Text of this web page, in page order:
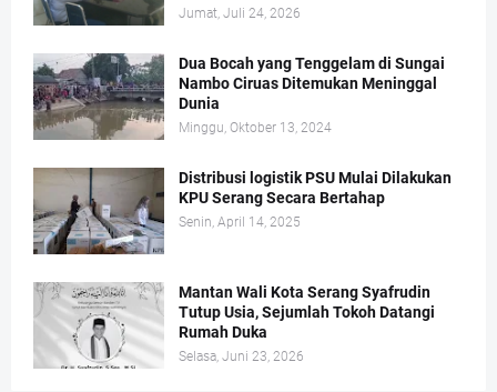
Jumat, Juli 24, 2026
Dua Bocah yang Tenggelam di Sungai
Nambo Ciruas Ditemukan Meninggal
Dunia
Minggu, Oktober 13, 2024
Distribusi logistik PSU Mulai Dilakukan
KPU Serang Secara Bertahap
Senin, April 14, 2025
Mantan Wali Kota Serang Syafrudin
Tutup Usia, Sejumlah Tokoh Datangi
Rumah Duka
Selasa, Juni 23, 2026